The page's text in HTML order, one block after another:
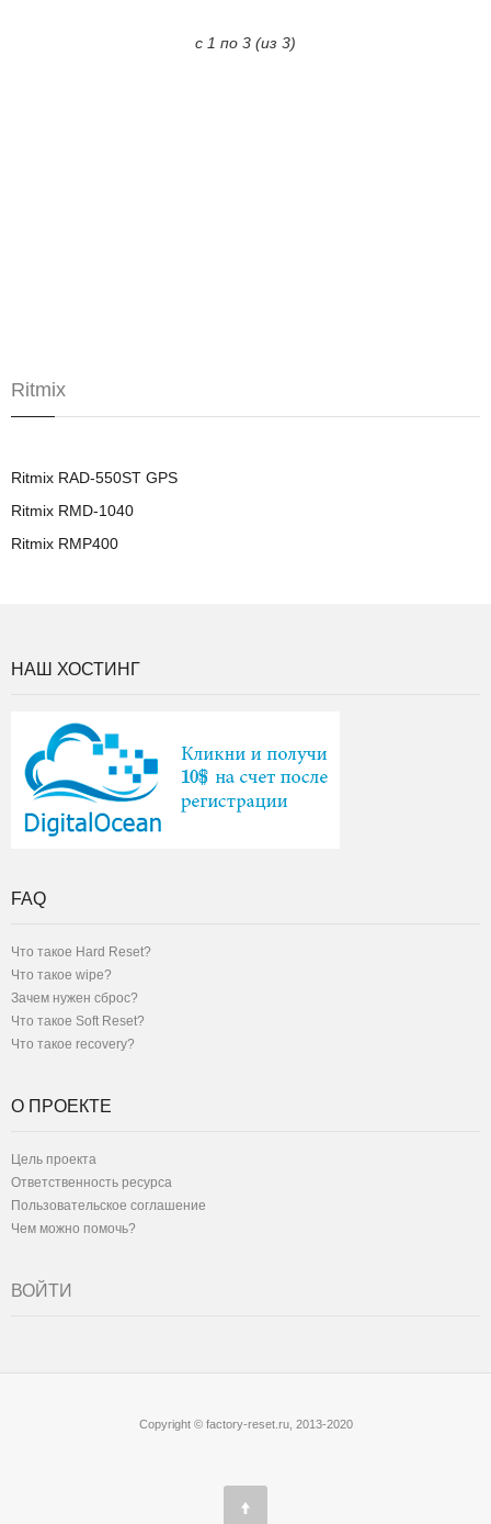
с 1 по 3 (из 3)
Ritmix
Ritmix RAD-550ST GPS
Ritmix RMD-1040
Ritmix RMP400
НАШ ХОСТИНГ
FAQ
Что такое Hard Reset?
Что такое wipe?
Зачем нужен сброс?
Что такое Soft Reset?
Что такое recovery?
О ПРОЕКТЕ
Цель проекта
Ответственность ресурса
Пользовательское соглашение
Чем можно помочь?
ВОЙТИ
Copyright © factory-reset.ru, 2013-2020